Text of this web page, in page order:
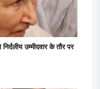
उम्मीदवार के तौर पर